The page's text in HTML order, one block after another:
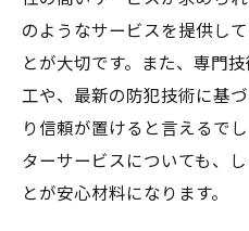
のようなサービスを提供し
とが大切です。また、専門
工や、最新の防犯技術に基
り信頼が置けると言えるで
ターサービスについても、
とが安心材料になります。